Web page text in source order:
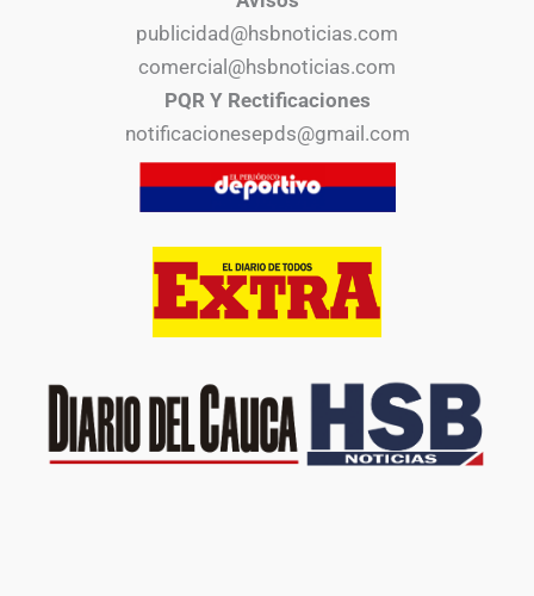
publicidad@hsbnoticias.com
comercial@hsbnoticias.com
PQR Y Rectificaciones
notificacionesepds@gmail.com